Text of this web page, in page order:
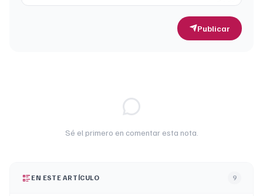
Publicar
Sé el primero en comentar esta nota.
EN ESTE ARTÍCULO 9